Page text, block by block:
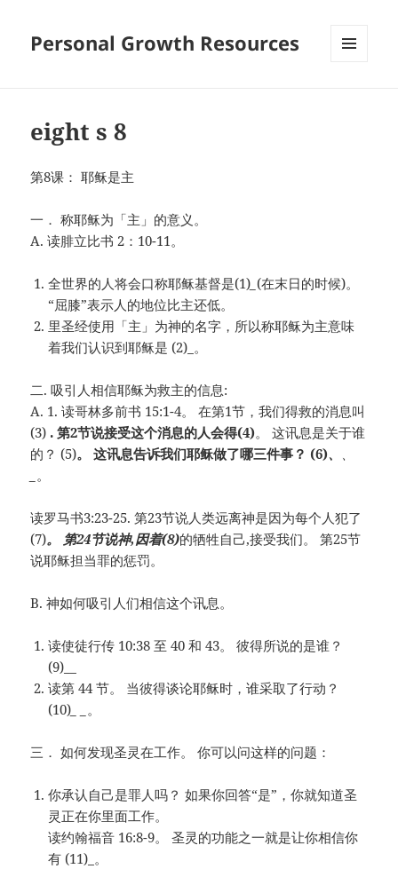
Personal Growth Resources
eight s 8
第8课： 耶稣是主
一． 称耶稣为「主」的意义。
A. 读腓立比书 2：10-11。
全世界的人将会口称耶稣基督是(1) _(在末日的时候)。
“屈膝”表示人的地位比主还低。
里圣经使用「主」为神的名字，所以称耶稣为主意味
着我们认识到耶稣是 (2) 。
二. 吸引人相信耶稣为救主的信息:
A. 1. 读哥林多前书 15:1-4。 在第1节，我们得救的消息叫
(3) . 第2节说接受这个消息的人会得(4)。 这讯息是关于谁
的？ (5)。 这讯息告诉我们耶稣做了哪三件事？ (6)、 、
。
读罗马书3:23-25. 第23节说人类远离神是因为每个人犯了
(7)。 第24节说神,因着(8)的牺牲自己,接受我们。 第25节
说耶稣担当罪的惩罚。
B. 神如何吸引人们相信这个讯息。
读使徒行传 10:38 至 40 和 43。 彼得所说的是谁？
(9)
读第 44 节。 当彼得谈论耶稣时，谁采取了行动？
(10)
。
三． 如何发现圣灵在工作。 你可以问这样的问题：
你承认自己是罪人吗？ 如果你回答“是”，你就知道圣
灵正在你里面工作。
读约翰福音 16:8-9。 圣灵的功能之一就是让你相信你
有 (11) 。